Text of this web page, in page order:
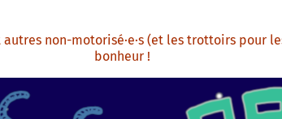
non-motorisé·e·s (et les trottoirs pour
bonheur !